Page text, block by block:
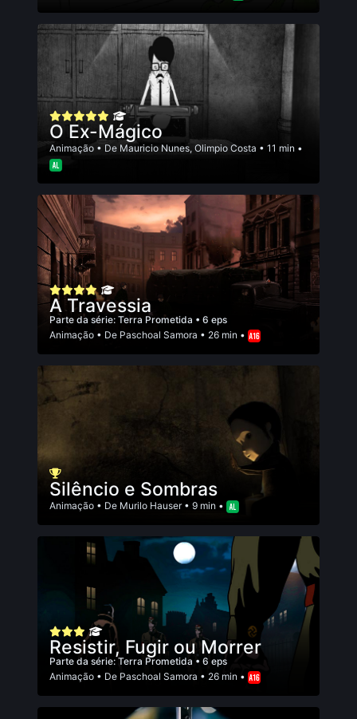
O Ex-Mágico
Animação • De Mauricio Nunes, Olimpio Costa • 11 min •
A Travessia
Parte da série: Terra Prometida • 6 eps
Animação • De Paschoal Samora • 26 min •
Silêncio e Sombras
Animação • De Murilo Hauser• 9 min •
Resistir, Fugir ou Morrer
Parte da série: Terra Prometida • 6 eps
Animação • De Paschoal Samora • 26 min •